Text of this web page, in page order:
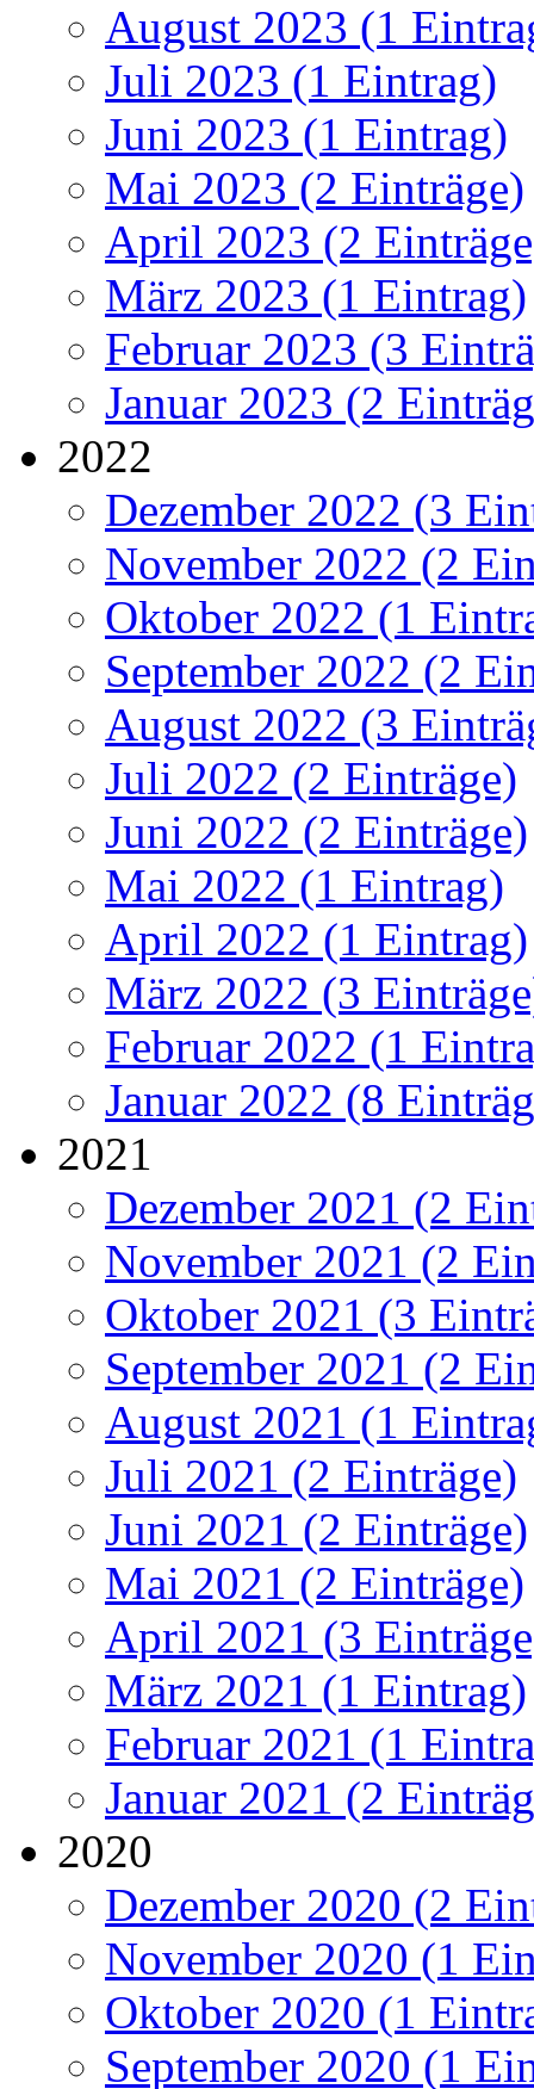
August 2023 (1
Juli 2023 (1 Eintrag)
Juni 2023 (1 Eintrag)
Mai 2023 (2 Einträge)
April 2023 (2
März 2023 (1 Eintrag)
Februar 2023 (3
Januar 2023 (2
2022
Dezember 2022 (3
November 2022 (2
Oktober 2022 (1
September 2022 (2
August 2022 (3
Juli 2022 (2 Einträge)
Juni 2022 (2 Einträge)
Mai 2022 (1 Eintrag)
April 2022 (1 Eintrag)
März 2022 (3
Februar 2022 (1
Januar 2022 (8
2021
Dezember 2021 (2
November 2021 (2
Oktober 2021 (3
September 2021 (2
August 2021 (1
Juli 2021 (2 Einträge)
Juni 2021 (2 Einträge)
Mai 2021 (2 Einträge)
April 2021 (3
März 2021 (1 Eintrag)
Februar 2021 (1
Januar 2021 (2
2020
Dezember 2020 (2
November 2020 (1
Oktober 2020 (1
September 2020 (1